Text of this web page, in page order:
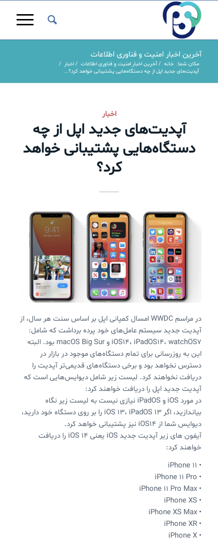
آخرین اخبار امنیت و فناوری اطلاعات
مکان شما: خانه / آخرین اخبار امنیت و فناوری اطلاعات / اخبار /
آپدیت‌های جدید اپل از چه دستگاه‌هایی پشتیبانی خواهد کرد؟...
اخبار
آپدیت‌های جدید اپل از چه
دستگاه‌هایی پشتیبانی خواهد
کرد؟
در مراسم WWDC امسال کمپانی اپل بر اساس سنت هر سال، از
آپدیت جدید سیستم عامل‌های خود پرده برداشت که شامل:
iOS14، iPadOS14، watchOS7 و macOS Big Sur بود. البته
این به روزرسانی برای تمام دستگاه‌های موجود در بازار در
دسترس نخواهد بود و برخی دستگاه‌های قدیمی‌تر آپدیت را
دریافت نخواهند کرد. لیست زیر شامل دیوایس‌هایی است که
آپدیت جدید اپل را دریافت خواهند کرد:
در مورد iOS و iPadOS نیازی نیست به لیست زیر نگاه
بیاندازید، اگر iOS 13، iPadOS 13 را بر روی دستگاه خود دارید،
دیوایس شما از iOS14 نیز پشتیبانی خواهد کرد.
آیفون های زیر آپدیت جدید iOS یعنی iOS 14 را دریافت
خواهند کرد:
• iPhone 11
• iPhone 11 Pro
• iPhone 11 Pro Max
• iPhone XS
• iPhone XS Max
• iPhone XR
• iPhone X